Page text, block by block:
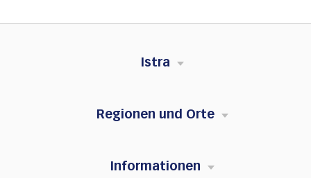
Istra
Regionen und Orte
Informationen